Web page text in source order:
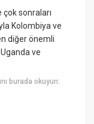
sonraları
Kolombiya ve
diğer önemli
Uganda ve
burada okuyun: